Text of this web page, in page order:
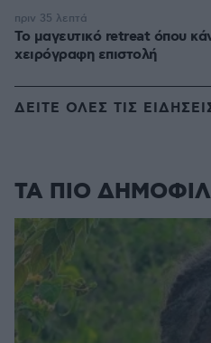
Το μαγευτικό retreat όπου
χειρόγραφη επιστολή
πριν 35 λεπτά
ΔΕΙΤΕ ΟΛΕΣ ΤΙΣ
ΤΑ ΠΙΟ